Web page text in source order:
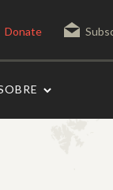
Donate